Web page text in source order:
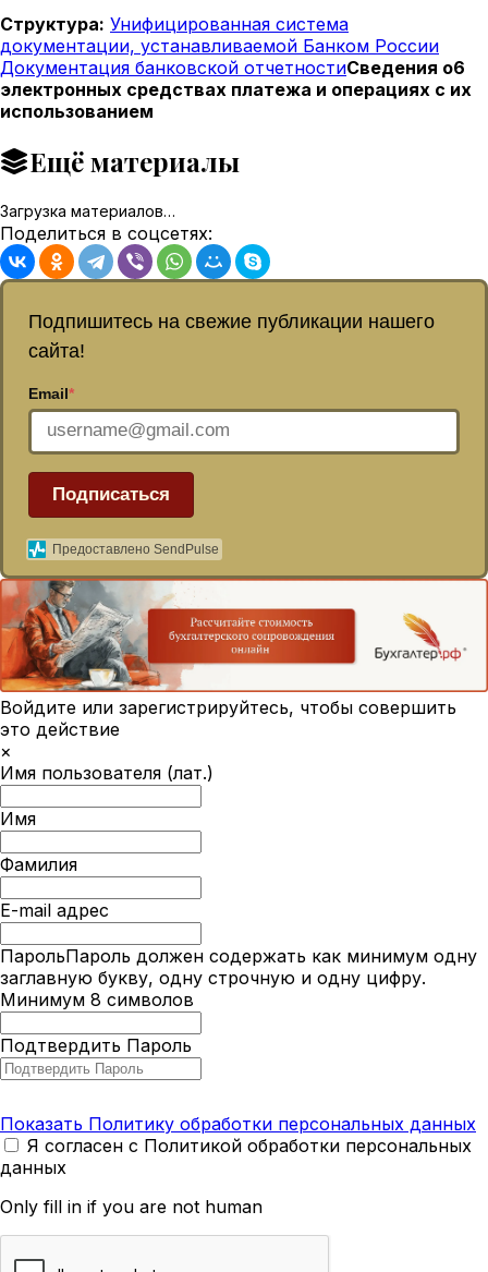
Структура: Унифицированная система
документации, устанавливаемой Банком России
Документация банковской отчетностиСведения о6
электронных средствах платежа и операциях с их
использованием
Ещё материалы
Загрузка материалов…
Поделиться в соцсетях:
Подпишитесь на свежие публикации нашего
сайта!
Email*
Подписаться
Предоставлено SendPulse
Войдите или зарегистрируйтесь, чтобы совершить
это действие
×
Имя пользователя (лат.)
Имя
Фамилия
E-mail адрес
ПарольПароль должен содержать как минимум одну
заглавную букву, одну строчную и одну цифру.
Минимум 8 символов
Подтвердить Пароль
Показать Политику обработки персональных данных
Я согласен с Политикой обработки персональных
данных
Only fill in if you are not human